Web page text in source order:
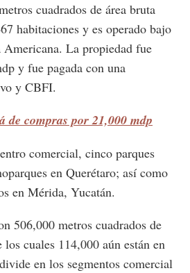
cuadrados de área bruta
habitaciones y es operado bajo
Americana. La propiedad fue
y fue pagada con una
y CBFI.
compras por 21,000 mdp
comercial, cinco parques
en Querétaro; así como
en Mérida, Yucatán.
506,000 metros cuadrados de
cuales 114,000 aún están en
en los segmentos comercial